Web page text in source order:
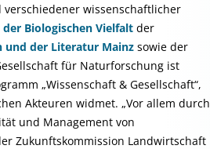
wissenschaftlicher
Biologischen Vielfalt der
und der Literatur Mainz sowie der
für Naturforschung ist
„Wissenschaft & Gesellschaft“,
Akteuren widmet. „Vor allem durch
und Management von
Zukunftskommission Landwirtschaft